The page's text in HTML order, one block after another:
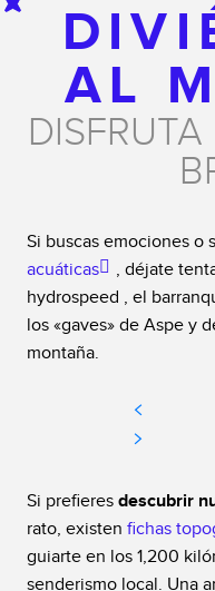
AL
Si buscas emociones o
acuáticas
, déjate
hydrospeed , el
los «gaves» de Aspe y
montaña.
Si prefieres descubrir
rato, existen fichas
guiarte en los 1,200
senderismo local. Una